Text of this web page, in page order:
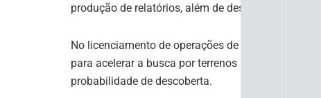
produção de relatórios, além de descobrir insights
No licenciamento de operações de mineração, a
para acelerar a busca por terrenos promissores.
probabilidade de descoberta.